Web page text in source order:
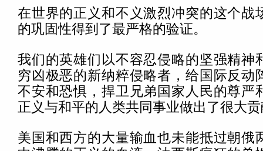
在世界的正义和不义激烈冲突的这个战
的巩固性得到了最严格的验证。
我们的英雄们以不容忍侵略的坚强精神
穷凶极恶的新纳粹侵略者，给国际反动
不安和恐惧，捍卫兄弟国家人民的尊严
正义与和平的人类共同事业做出了很大
美国和西方的大量输血也未能抵过朝俄